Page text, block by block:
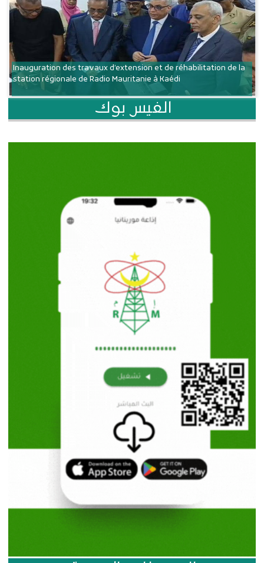
Inauguration des travaux d’extension et de réhabilitation de la
station régionale de Radio Mauritanie à Kaédi
الفيس بوك